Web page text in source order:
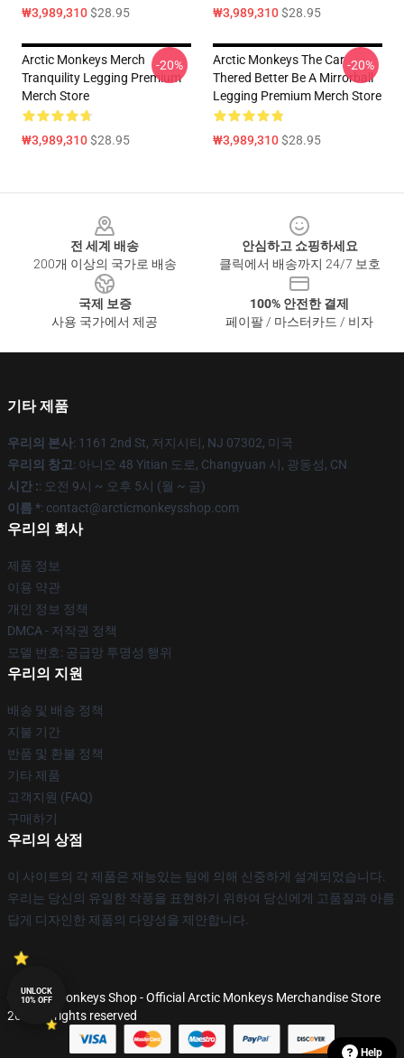
₩3,989,310$28.95 ₩3,989,310$28.95
Arctic Monkeys Merch
Tranquility Legging Premium
Merch Store
₩3,989,310$28.95
-20%
Arctic Monkeys The Car
Thered Better Be A Mirrorball
Legging Premium Merch Store
₩3,989,310$28.95
-20%
전 세계 배송
200개 이상의 국가로 배송
안심하고 쇼핑하세요
클릭에서 배송까지 24/7 보호
국제 보증
사용 국가에서 제공
100% 안전한 결제
페이팔 / 마스터카드 / 비자
기타 제품
우리의 본사: 1161 2nd St, 저지시티, NJ 07302, 미국
우리의 창고: 아니오 48 Yitian 도로, Changyuan 시, 광동성, CN
시간 :: 오전 9시 ~ 오후 5시 (월 ~ 금)
이름 *: contact@arcticmonkeysshop.com
우리의 회사
제품 정보
이용 약관
개인 정보 정책
DMCA - 저작권 정책
모델 번호: 공급망 투명성 행위
우리의 지원
배송 및 배송 정책
지불 기간
반품 및 환불 정책
기타 제품
고객지원 (FAQ)
구매하기
우리의 상점
이 사이트의 각 제품은 재능있는 팀에 의해 신중하게 설계되었습니다.
우리는 당신의 유일한 작풍을 표현하기 위하여 당신에게 고품질과 아름
답게 디자인한 제품의 다양성을 제안합니다.
© Arctic Monkeys Shop - Official Arctic Monkeys Merchandise Store
2026 all rights reserved
Help
UNLOCK
10% OFF